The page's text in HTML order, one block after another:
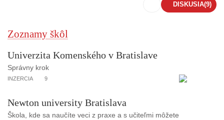
DISKUSIA(9)
Zoznamy škôl
Univerzita Komenského v Bratislave
Správny krok
INZERCIA 9
Newton university Bratislava
Škola, kde sa naučíte veci z praxe a s učiteľmi môžete